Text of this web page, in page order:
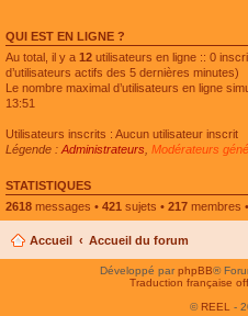
e
n
t
QUI EST EN LIGNE ?
Au total, il y a 12 utilisateurs en ligne :: 0
d’utilisateurs actifs des 5 dernières minutes)
Le nombre maximal d’utilisateurs en ligne
13:51
Utilisateurs inscrits : Aucun utilisateur inscrit
Légende : Administrateurs Modérateurs
STATISTIQUES
2618 messages • 421 sujets • 217 membres
Accueil Accueil du forum
Développé parphpBB®
Traduction française
© REEL -